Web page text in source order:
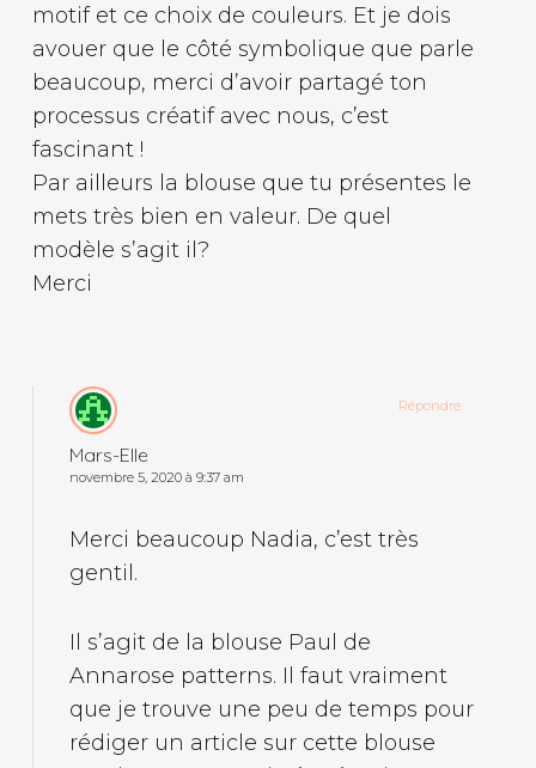
motif et ce choix de couleurs. Et je dois
avouer que le côté symbolique que parle
beaucoup, merci d’avoir partagé ton
processus créatif avec nous, c’est
fascinant !
Par ailleurs la blouse que tu présentes le
mets très bien en valeur. De quel
modèle s’agit il?
Merci
Mars-Elle
novembre 5, 2020 à 9:37 am
Merci beaucoup Nadia, c’est très
gentil.
Il s’agit de la blouse Paul de
Annarose patterns. Il faut vraiment
que je trouve une peu de temps pour
rédiger un article sur cette blouse
Répondre